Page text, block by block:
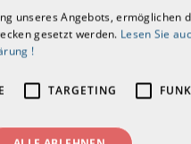
unseres Angebots, ermöglichen
gesetzt werden. Lesen Sie
!
TARGETING